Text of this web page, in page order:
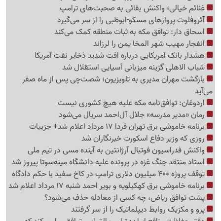
غنائم خیالی؛ واکنش بقائی به صحبت‌های ترامپ
آئروفلوت پروازهای مسکو-ابوظبی را از سر می‌گیرد
اسحاق دار: توافق مکه به ثبات منطقه کمک می‌کند
انفجار مهیب شهر المخا یمن را لرزاند
هشدار بانک آمریکایی درباره افت شدید ذخایر نفت آمریکا
شباب الاهلی گزینه میزبانی آسیایی استقلال شد
بازگشت مهران مدیری به تلویزیون؛ شصت‌چی پس از ماه صفر
می‌آید
اردوغان: توافق‌نامه مکه علیه هیچ کشوری نیست
رمان «مدیر مدرسه» جلال آل‌احمد سریال می‌شود
برنامه خاموشی برق تهران فردا 17 مرداد اعلام شد+ جزییات
روزی که وزیر دفاع اسکورت خبرنگاران شد
واکنش فدراسیون فوتبال آرژانتین به آینده مسی در تیم ملی
استاد منتقد جنگ غزه در پرونده علیه دانشگاه مینه‌سوتا پیروز شد
توقف پروژه 400 میلیون دلاری ترامپ در کاخ سفید با حکم دادگاه
برنامه خاموشی برق کهکیلویه و بویر احمد شنبه 17 مرداد اعلام شد
پشت توافق ریاض، چه کسی از معادله حذف می‌شود؟
پرو و مکزیک روابط دیپلماتیک را از سر گرفتند